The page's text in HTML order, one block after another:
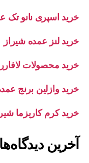
خرید اسپری نانو تک
خرید لنز عمده شیراز
خرید محصولات
خرید وازلین برنج
خرید کرم کاریزما
آخرین دیدگاه‌ها